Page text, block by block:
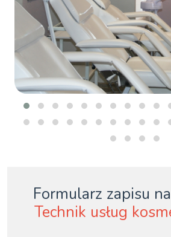
Formularz zapisu
Technik usług